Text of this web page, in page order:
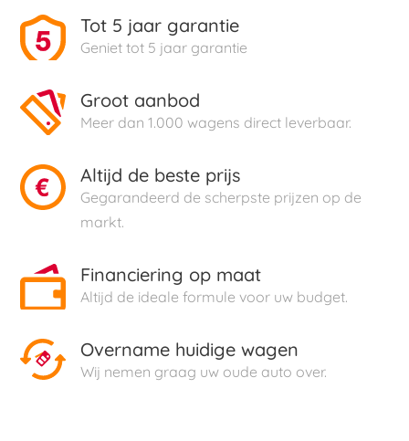
Tot 5 jaar garantie
Geniet tot 5 jaar garantie
Groot aanbod
Meer dan 1.000 wagens direct leverbaar.
Altijd de beste prijs
Gegarandeerd de scherpste prijzen op de
markt.
Financiering op maat
Altijd de ideale formule voor uw budget.
Overname huidige wagen
Wij nemen graag uw oude auto over.